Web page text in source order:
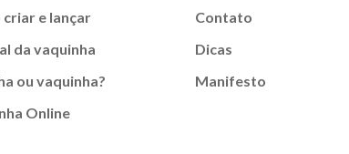
criar e lançar
da vaquinha
ou vaquinha?
Online
Contato
Dicas
Manifesto